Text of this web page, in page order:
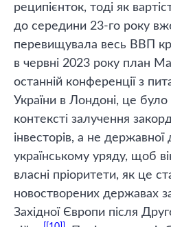
реципієнток, тоді як
до середини 23-го року
перевищувала весь ВВП
в червні 2023 року план
останній конференції з
України в Лондоні, це
контексті залучення
інвесторів, а не
українському уряду, щоб
власні пріоритети, як це
новостворених державах
Західної Європи після